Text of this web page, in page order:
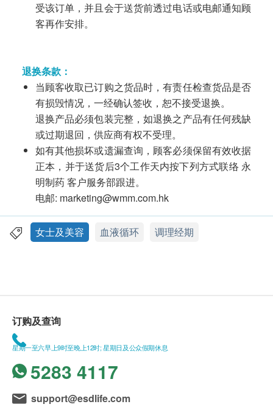
受该订单，并且会于送货前透过电话或电邮通知顾
客再作安排。
退换条款：
当顾客收取已订购之货品时，有责任检查货品是否
有损毁情况，一经确认签收，恕不接受退换。
退换产品必须包装完整，如退换之产品有任何残缺
或过期退回，供应商有权不受理。
如有其他损坏或遗漏查询，顾客必须保留有效收据
正本，并于送货后3个工作天内按下列方式联络 永
明制药 客户服务部跟进。
电邮: marketing@wmm.com.hk
女士及美容 血液循环 调理经期
订购及查询
星期一至六早上9时至晚上12时; 星期日及公众假期休息
5283 4117
support@esdlife.com